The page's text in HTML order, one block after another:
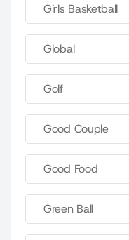
Girls Basketball
Global
Golf
Good Couple
Good Food
Green Ball